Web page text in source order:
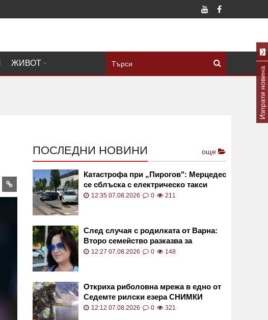
ЖИВОТ
ПОСЛЕДНИ НОВИНИ още
Катастрофа при „Пирогов": Мерцедес
се сблъска с електрическо такси
СНИМКИ
12:35 07.08.2026 0 211
След случая с родилката от Варна:
Второ семейство разказва за
бременност с трагичен край
12:27 07.08.2026 0 148
Откриха риболовна мрежа в едно от
Седемте рилски езера СНИМКИ
12:12 07.08.2026 0 321
Изпрати новина